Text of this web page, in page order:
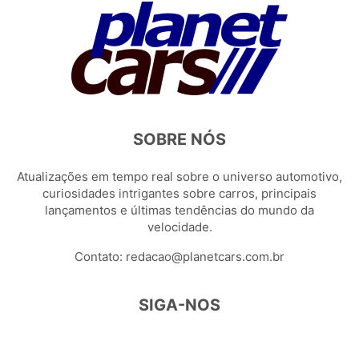
SOBRE NÓS
Atualizações em tempo real sobre o universo automotivo,
curiosidades intrigantes sobre carros, principais
lançamentos e últimas tendências do mundo da
velocidade.
Contato: redacao@planetcars.com.br
SIGA-NOS